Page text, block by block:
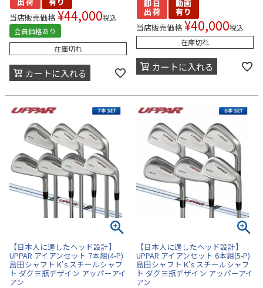
当店販売価格 ¥44,000税込
会員価格あり
在庫切れ
カートに入れる
当店販売価格 ¥40,000税込
在庫切れ
カートに入れる
【日本人に適したヘッド設計】
UPPAR アイアンセット 7本組(4-P)
島田シャフト K's スチールシャフ
ト ダグ三瓶デザイン アッパーアイ
アン
【日本人に適したヘッド設計】
UPPAR アイアンセット 6本組(5-P)
島田シャフト K's スチールシャフ
ト ダグ三瓶デザイン アッパーアイ
アン